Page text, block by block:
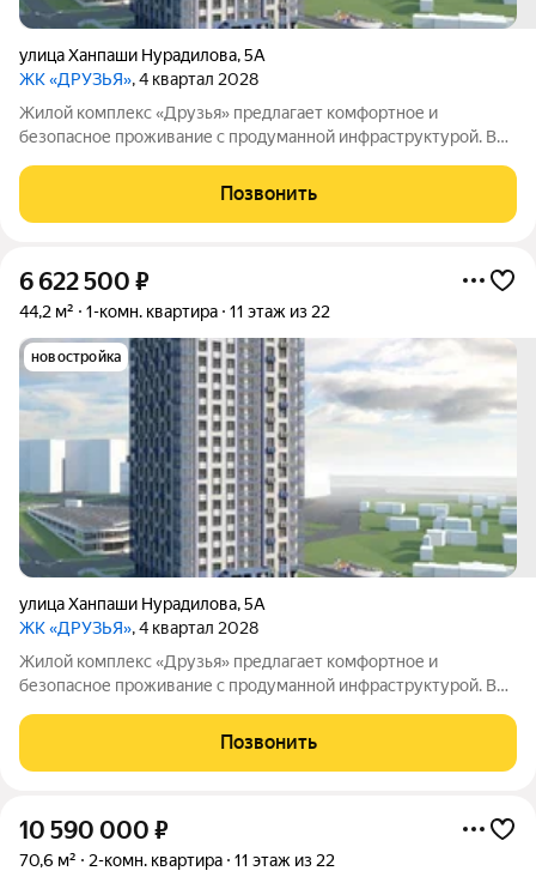
улица Ханпаши Нурадилова,5А
ЖК «ДРУЗЬЯ», 4 квартал 2028
Жилой комплекс «Друзья» предлагает комфортное и
безопасное проживание с продуманной инфраструктурой. Во
есть детские площадки, спортивная площадка и велосипедные
дорожки. Сам дом оснащён
Позвонить
6 622 500 ₽
44,2 м² 1-комн. квартира 11 этаж из 22
новостройка
улица Ханпаши Нурадилова,5А
ЖК «ДРУЗЬЯ», 4 квартал 2028
Жилой комплекс «Друзья» предлагает комфортное и
безопасное проживание с продуманной инфраструктурой. Во
есть детские и спортивные площадки, а также специальные
дорожки для велосипедистов. В
Позвонить
10 590 000 ₽
70,6 м² 2-комн. квартира 11 этаж из 22